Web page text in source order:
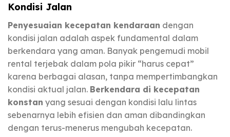
Kondisi Jalan
Penyesuaian kecepatan kendaraan dengan
kondisi jalan adalah aspek fundamental dalam
berkendara yang aman. Banyak pengemudi mobil
rental terjebak dalam pola pikir “harus cepat”
karena berbagai alasan, tanpa mempertimbangkan
kondisi aktual jalan. Berkendara di kecepatan
konstan yang sesuai dengan kondisi lalu lintas
sebenarnya lebih efisien dan aman dibandingkan
dengan terus-menerus mengubah kecepatan.